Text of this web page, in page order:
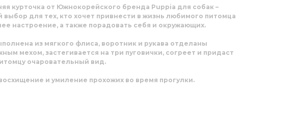
курточка от Южнокорейского бренда Puppia для собак –
выбор для тех, кто хочет привнести в жизнь любимого питомца
настроение, а также порадовать себя и окружающих.
из мягкого флиса, воротник и рукава отделаны
мехом, застегивается на три пуговички, согреет и придаст
очаровательный вид.
и умиление прохожих во время прогулки.